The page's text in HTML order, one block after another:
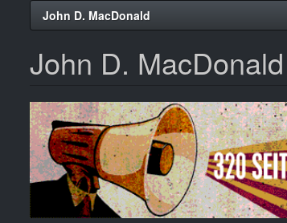
John D. MacDonald
John D. MacDonald